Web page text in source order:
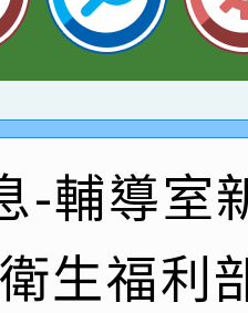
老師
師榮獲教
二名
與2026世
學小創客佳
。
加桃園市中
市科展 國
王老師、
年二班張O
賽國小朗讀
加桃園市中
-輔導室
生福利